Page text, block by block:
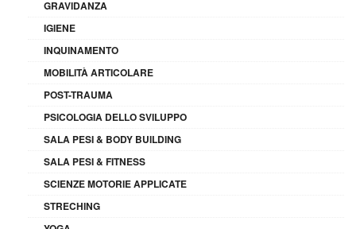
GRAVIDANZA
IGIENE
INQUINAMENTO
MOBILITÀ ARTICOLARE
POST-TRAUMA
PSICOLOGIA DELLO SVILUPPO
SALA PESI & BODY BUILDING
SALA PESI & FITNESS
SCIENZE MOTORIE APPLICATE
STRECHING